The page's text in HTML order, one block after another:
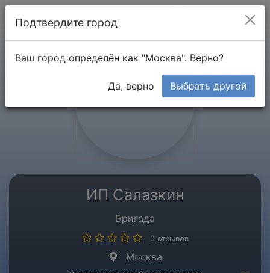
ИП Салазкин
Бригада
0 отзывов
Москва
Подтвердите город
Ваш город определён как "Москва". Верно?
Да, верно Выбрать другой